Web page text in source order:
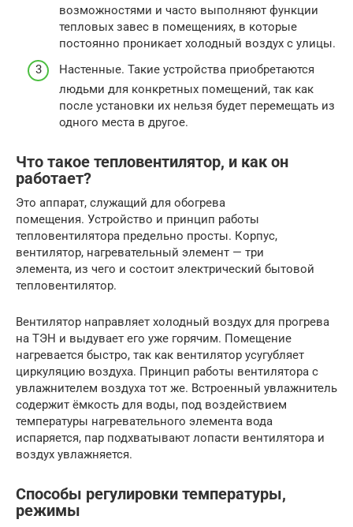
возможностями и часто выполняют функции
тепловых завес в помещениях, в которые
постоянно проникает холодный воздух с улицы.
Настенные. Такие устройства приобретаются
людьми для конкретных помещений, так как
после установки их нельзя будет перемещать из
одного места в другое.
Что такое тепловентилятор, и как он
работает?
Это аппарат, служащий для обогрева
помещения. Устройство и принцип работы
тепловентилятора предельно просты. Корпус,
вентилятор, нагревательный элемент — три
элемента, из чего и состоит электрический бытовой
тепловентилятор.
Вентилятор направляет холодный воздух для прогрева
на ТЭН и выдувает его уже горячим. Помещение
нагревается быстро, так как вентилятор усугубляет
циркуляцию воздуха. Принцип работы вентилятора с
увлажнителем воздуха тот же. Встроенный увлажнитель
содержит ёмкость для воды, под воздействием
температуры нагревательного элемента вода
испаряется, пар подхватывают лопасти вентилятора и
воздух увлажняется.
Способы регулировки температуры,
режимы